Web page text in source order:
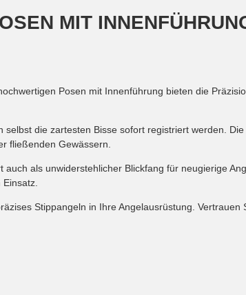
MIT
Posen mit Innenführung bieten die
die zartesten Bisse sofort registriert werden.
fließenden Gewässern.
als unwiderstehlicher Blickfang für neugierige
Stippangeln in Ihre Angelausrüstung.